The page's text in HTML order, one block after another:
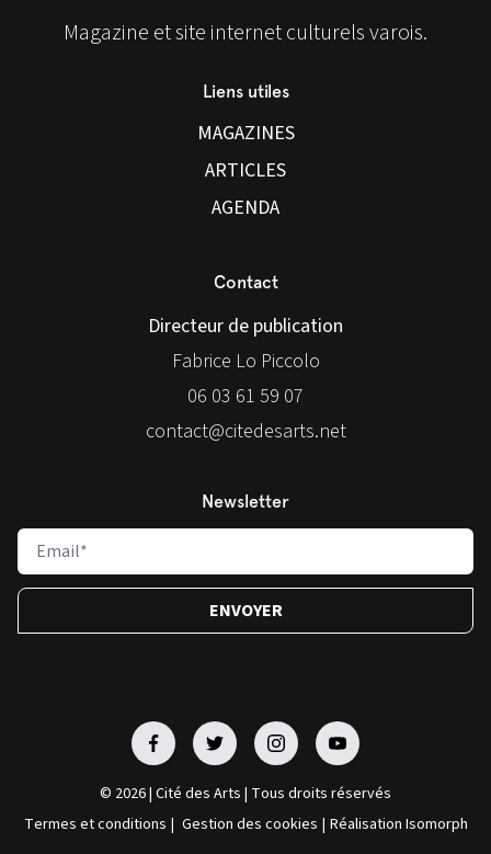
Magazine et site internet culturels varois.
Liens utiles
MAGAZINES
ARTICLES
AGENDA
Contact
Directeur de publication
Fabrice Lo Piccolo
06 03 61 59 07
contact@citedesarts.net
Newsletter
© 2026 | Cité des Arts | Tous droits réservés
Termes et conditions | Gestion des cookies | Réalisation Isomorph
FacebookFacebookFacebookFacebook